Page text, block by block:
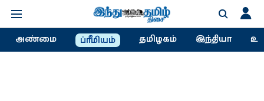
அண்மை ப்ரீமியம் தமிழகம் இந்தியா